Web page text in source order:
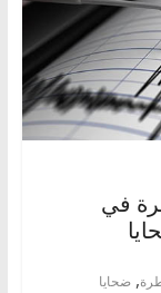
في
, ضحايا